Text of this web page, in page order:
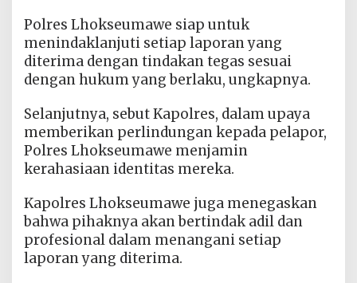
Polres Lhokseumawe siap untuk
menindaklanjuti setiap laporan yang
diterima dengan tindakan tegas sesuai
dengan hukum yang berlaku, ungkapnya.
Selanjutnya, sebut Kapolres, dalam upaya
memberikan perlindungan kepada pelapor,
Polres Lhokseumawe menjamin
kerahasiaan identitas mereka.
Kapolres Lhokseumawe juga menegaskan
bahwa pihaknya akan bertindak adil dan
profesional dalam menangani setiap
laporan yang diterima.